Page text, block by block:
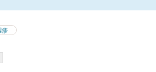
疹